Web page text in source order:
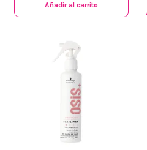
Añadir al carrito